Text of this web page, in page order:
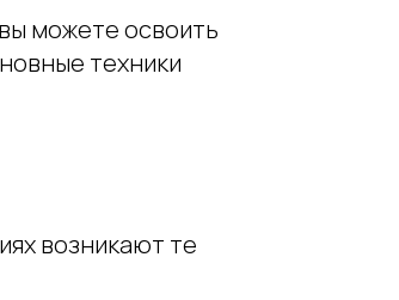
можете освоить
техники
возникают те